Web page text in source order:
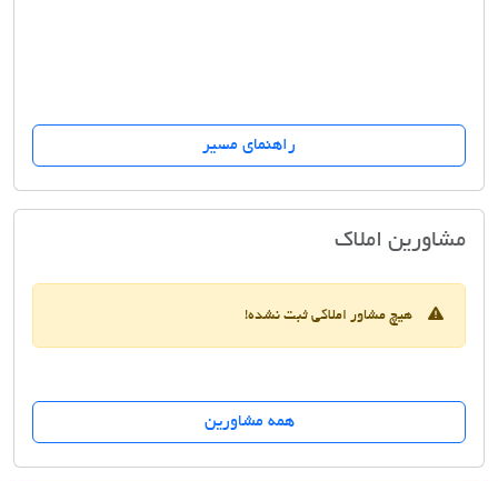
راهنمای مسیر
مشاورین املاکاملاک نگین
هیچ مشاور املاکی ثبت نشده!
همه مشاورین